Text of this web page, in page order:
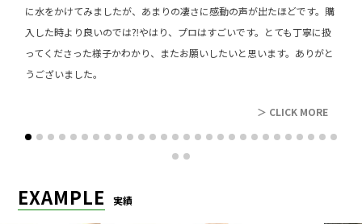
レザー付ダウンベスト 5,170円 7,755円 9,350円 11,330円 +1,551円
レザー付ダウンジャンパー 5,940円 8,910円 10,670円 13,090円 +1,782円
レザー付ダウンハーフコート
毛皮ファー付ダウンジャンパ
6,490円 9,735円 11,660円 14,300円 +1,760円
ート
に水をかけてみましたが、あまりの凄さに感動の声が出たほどです。購
入した時より良いのでは⁈やはり、プロはすごいです。とても丁寧に扱
ってくださった様子かわかり、またお願いしたいと思います。ありがと
うございました。
＞ CLICK MORE
EXAMPLE 実績